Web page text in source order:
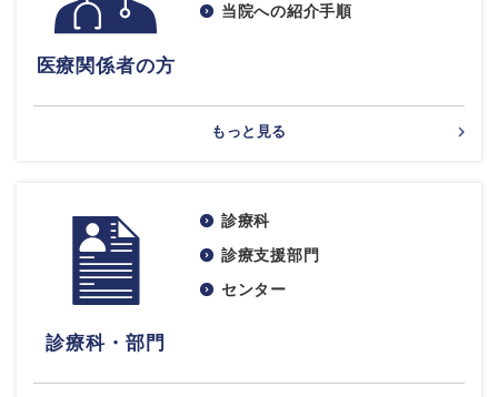
医療関係者の方
当院への紹介手順
もっと見る
診療科・部門
診療科
診療支援部門
センター